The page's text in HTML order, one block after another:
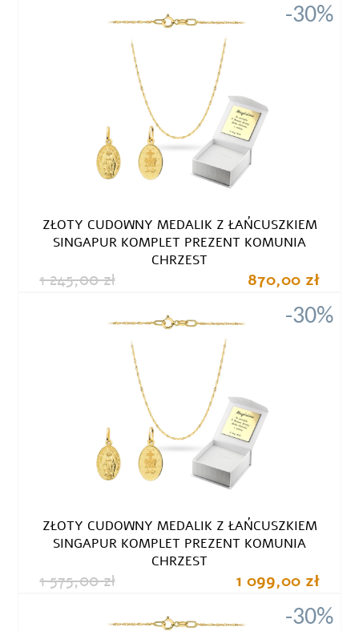
-30%
ZŁOTY CUDOWNY MEDALIK Z ŁAŃCUSZKIEM
SINGAPUR KOMPLET PREZENT KOMUNIA
CHRZEST
1 245,00 zł 870,00 zł
-30%
ZŁOTY CUDOWNY MEDALIK Z ŁAŃCUSZKIEM
SINGAPUR KOMPLET PREZENT KOMUNIA
CHRZEST
1 575,00 zł 1 099,00 zł
-30%